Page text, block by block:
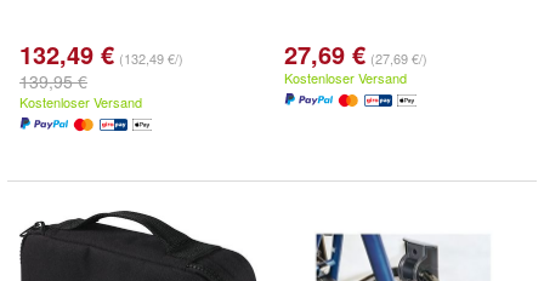
132,49 € (132,49 €/)
139,95 €
Kostenloser Versand
27,69 € (27,69 €/)
Kostenloser Versand